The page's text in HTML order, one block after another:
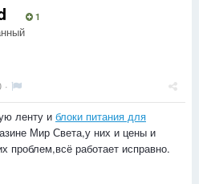
1
·
ленту и блоки питания для
Мир Света,у них и цены и
проблем,всё работает исправно.